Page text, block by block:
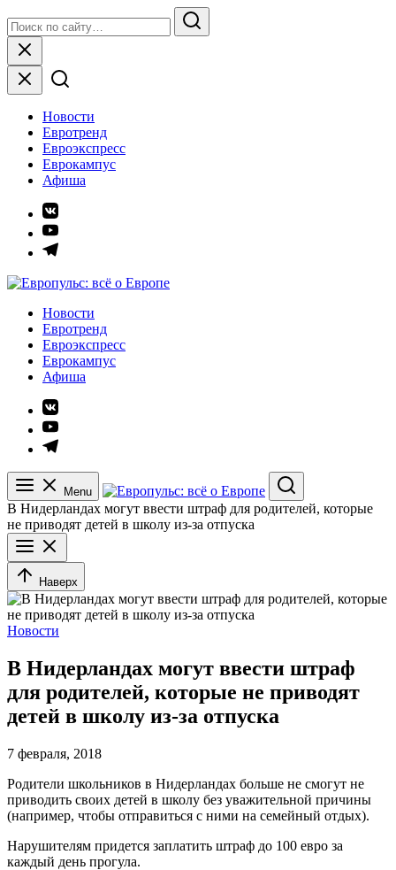
to
content
for:
Search
Close
Новости
Евротренд
Евроэкспресс
Еврокампус
Афиша
Элемент
меню
Элемент
меню
Элемент
Европульс: всё о Европе
Новости
Евротренд
Евроэкспресс
Еврокампус
Афиша
Элемент
меню
Элемент
меню
Элемент
Menu
Search
В Нидерландах могут ввести штраф для родителей, которые
не приводят детей в школу из-за отпуска
Наверх
Новости
В Нидерландах могут ввести штраф
для родителей, которые не приводят
детей в школу из-за отпуска
7 февраля, 2018
Родители школьников в Нидерландах больше не смогут не
приводить своих детей в школу без уважительной причины
(например, чтобы отправиться с ними на семейный отдых).
Нарушителям придется заплатить штраф до 100 евро за
каждый день прогула.